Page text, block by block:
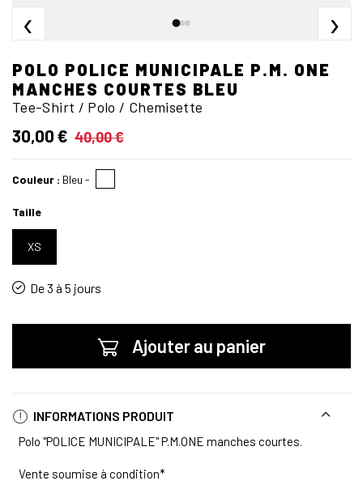
‹ ›
POLO POLICE MUNICIPALE P.M. ONE
MANCHES COURTES BLEU
Tee-Shirt / Polo / Chemisette
30,00 € 40,00 €
Couleur : Bleu -
Taille
XS
De 3 à 5 jours
Ajouter au panier
INFORMATIONS PRODUIT
Polo "POLICE MUNICIPALE" P.M.ONE manches courtes.
Vente soumise à condition*